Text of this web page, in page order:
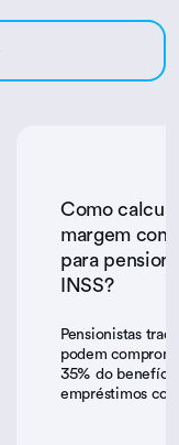
Como
margem
para
INSS?
Pensionistas
podem
35% do
empréstimos